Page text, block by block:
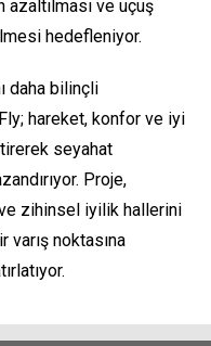
ve uçuş
hedefleniyor.
daha bilinçli
hareket, konfor ve iyi
seyahat
Proje,
zihinsel iyilik hallerini
noktasına